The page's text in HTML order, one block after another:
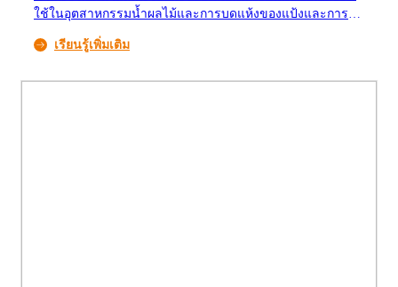
ใช้ในอุตสาหกรรมน้ำผลไม้และการบดแห้งของแป้งและการ
ขึ้น เพิ่มผลผลิตแป้ง และมีประโยชน์ทางเศรษฐกิจอย่างมีนัย
เรียนรู้เพิ่มเติม